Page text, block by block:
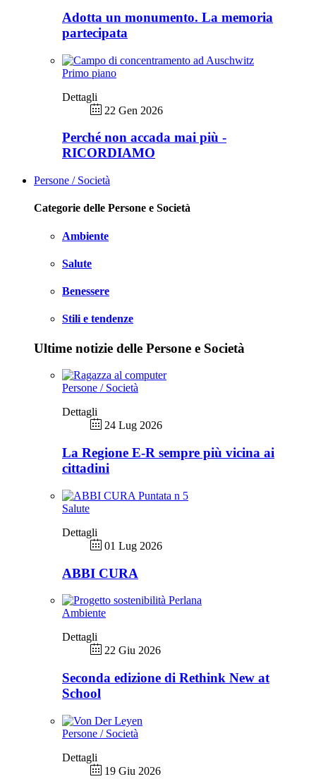
Adotta un monumento. La memoria
partecipata
Primo piano
Dettagli
22 Gen 2026
Perché non accada mai più -
RICORDIAMO
Persone / Società
Categorie delle Persone e Società
Ambiente
Salute
Benessere
Stili e tendenze
Ultime notizie delle Persone e Società
Persone / Società
Dettagli
24 Lug 2026
La Regione E-R sempre più vicina ai
cittadini
Salute
Dettagli
01 Lug 2026
ABBI CURA
Ambiente
Dettagli
22 Giu 2026
Seconda edizione di Rethink New at
School
Persone / Società
Dettagli
19 Giu 2026